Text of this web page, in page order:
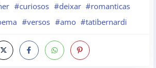
#curiosos #deixar #romanticas
#versos #amo #tatibernardi